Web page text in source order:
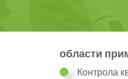
области
Контрола